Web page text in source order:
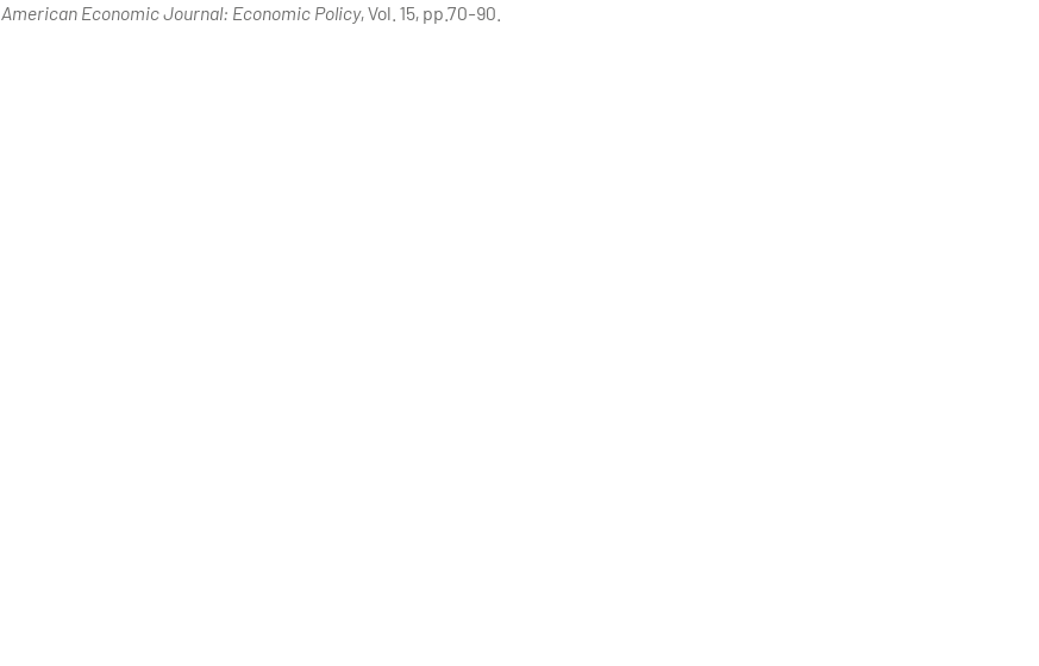
American Economic Journal: Economic Policy, Vol. 15, pp.70-90.